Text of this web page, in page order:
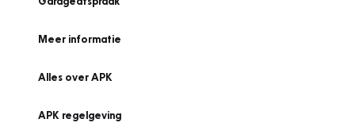
Meer informatie
Alles over APK
APK regelgeving